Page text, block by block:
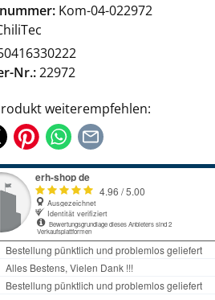
Kom-04-022972
Nr.:22972
weiterempfehlen: